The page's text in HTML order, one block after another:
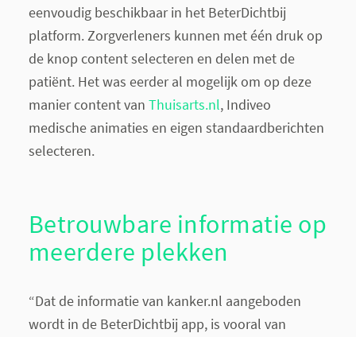
eenvoudig beschikbaar in het BeterDichtbij
platform. Zorgverleners kunnen met één druk op
de knop content selecteren en delen met de
patiënt. Het was eerder al mogelijk om op deze
manier content van Thuisarts.nl, Indiveo
medische animaties en eigen standaardberichten
selecteren.
Betrouwbare informatie op
meerdere plekken
“Dat de informatie van kanker.nl aangeboden
wordt in de BeterDichtbij app, is vooral van